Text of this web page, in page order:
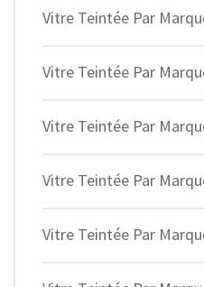
Vitre Teintée Par
Vitre Teintée Par
Vitre Teintée Par
Vitre Teintée Par
Vitre Teintée Par